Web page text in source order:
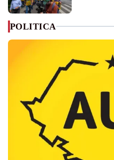
POLITICA